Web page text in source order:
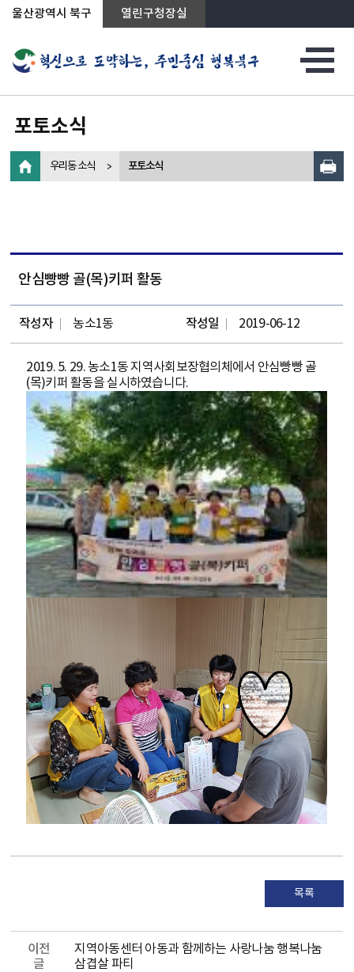
상단메뉴로 바로가기
전체메뉴로 바로가기
왼쪽메뉴로 바로가기
본문으로 바로가기
울산광역시 북구 열린구청장실
포토소식
우리동 소식 포토소식
안심빵빵 골(목)키퍼 활동
작성자 농소1동 작성일 2019-06-12
2019. 5. 29. 농소1동 지역사회보장협의체에서 안심빵빵 골
(목)키퍼 활동을 실시하였습니다.
목록
이전
글
지역아동센터 아동과 함께하는 사랑나눔 행복나눔
삼겹살 파티